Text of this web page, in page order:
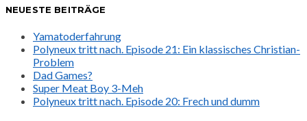
NEUESTE BEITRÄGE
Yamatoderfahrung
Polyneux tritt nach. Episode 21: Ein klassisches Christian-
Problem
Dad Games?
Super Meat Boy 3-Meh
Polyneux tritt nach. Episode 20: Frech und dumm